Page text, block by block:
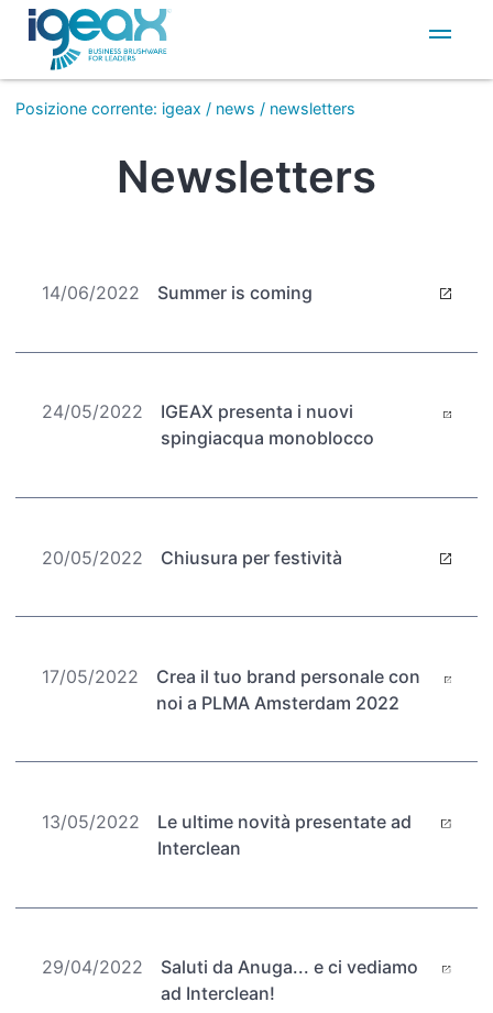
IT
EN
Posizione corrente: igeax / news / newsletters
Newsletters
14/06/2022 Summer is coming
24/05/2022
IGEAX presenta i nuovi
spingiacqua monoblocco
20/05/2022 Chiusura per festività
17/05/2022
Crea il tuo brand personale con
noi a PLMA Amsterdam 2022
13/05/2022
Le ultime novità presentate ad
Interclean
29/04/2022
Saluti da Anuga... e ci vediamo
ad Interclean!